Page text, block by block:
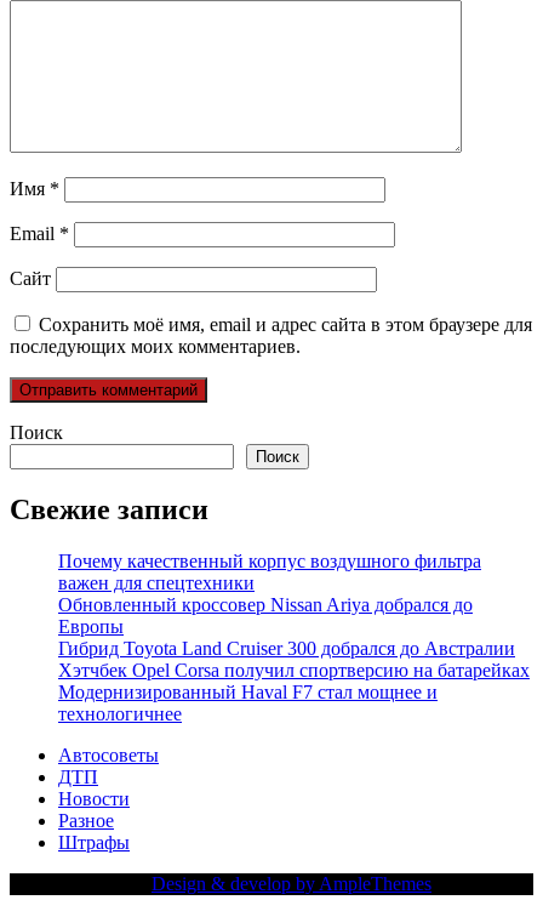
Имя *
Email *
Сайт
Сохранить моё имя, email и адрес сайта в этом браузере для
последующих моих комментариев.
Поиск
Поиск
Свежие записи
Почему качественный корпус воздушного фильтра
важен для спецтехники
Обновленный кроссовер Nissan Ariya добрался до
Европы
Гибрид Toyota Land Cruiser 300 добрался до Австралии
Хэтчбек Opel Corsa получил спортверсию на батарейках
Модернизированный Haval F7 стал мощнее и
технологичнее
Автосоветы
ДТП
Новости
Разное
Штрафы
Design & develop by AmpleThemes